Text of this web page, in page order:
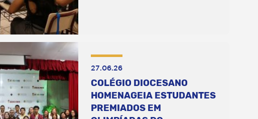
27.06.26
COLÉGIO DIOCESANO
HOMENAGEIA ESTUDANTES
PREMIADOS EM